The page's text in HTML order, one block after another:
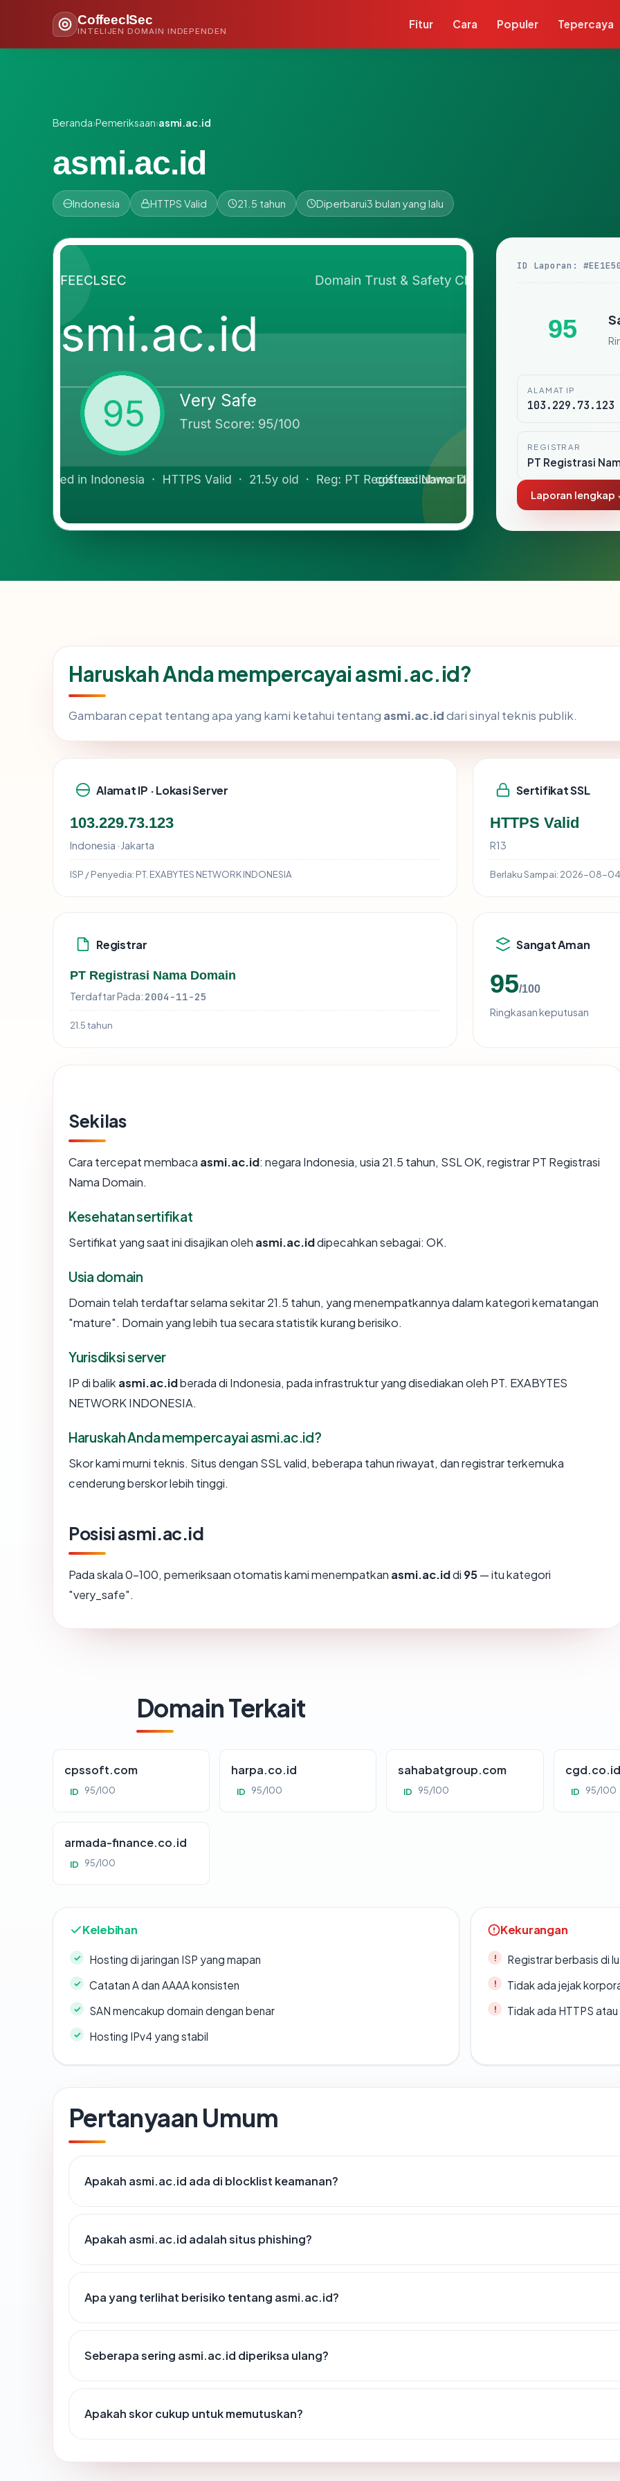
CoffeeclSec
INTELIJEN DOMAIN INDEPENDEN
Fitur Cara Populer Tepercaya
Beranda›Pemeriksaan›asmi.ac.id
asmi.ac.id
Indonesia HTTPS Valid 21.5 tahun Diperbarui3 bulan yang lalu
ID Laporan:
95
ALAMAT IP
103.229.73.123
REGISTRAR
PT Registrasi
Laporan lengkap
Haruskah Anda mempercayai asmi.ac.id?
Gambaran cepat tentang apa yang kami ketahui tentang asmi.ac.iddari sinyal teknis publik.
Alamat IP · Lokasi Server
103.229.73.123
Indonesia · Jakarta
ISP / Penyedia: PT. EXABYTES NETWORK INDONESIA
Sertifikat SSL
HTTPS Valid
R13
Berlaku Sampai: 2026-08-04
Registrar
PT Registrasi Nama Domain
Terdaftar Pada: 2004-11-25
21.5 tahun
Sangat Aman
95/100
Ringkasan keputusan
Sekilas
Cara tercepat membaca asmi.ac.id: negara Indonesia, usia 21.5 tahun, SSL OK, registrar PT Registrasi
Nama Domain.
Kesehatan sertifikat
Sertifikat yang saat ini disajikan oleh asmi.ac.iddipecahkan sebagai: OK.
Usia domain
Domain telah terdaftar selama sekitar 21.5 tahun, yang menempatkannya dalam kategori kematangan
"mature". Domain yang lebih tua secara statistik kurang berisiko.
Yurisdiksi server
IP di balik asmi.ac.idberada di Indonesia, pada infrastruktur yang disediakan oleh PT. EXABYTES
NETWORK INDONESIA.
Haruskah Anda mempercayai asmi.ac.id?
Skor kami murni teknis. Situs dengan SSL valid, beberapa tahun riwayat, dan registrar terkemuka
cenderung berskor lebih tinggi.
Posisi asmi.ac.id
Pada skala 0-100, pemeriksaan otomatis kami menempatkan asmi.ac.iddi 95— itu kategori
"very_safe".
Domain Terkait
cpssoft.com
ID 95/100
harpa.co.id
ID 95/100
sahabatgroup.com
ID 95/100
cgd.co.id
ID 95/100
armada-finance.co.id
ID 95/100
Kelebihan
Hosting di jaringan ISP yang mapan
Catatan A dan AAAA konsisten
SAN mencakup domain dengan benar
Hosting IPv4 yang stabil
Kekurangan
Registrar berbasis di
Tidak ada jejak
Tidak ada HTTPS
Pertanyaan Umum
Apakah asmi.ac.id ada di blocklist keamanan?
Apakah asmi.ac.id adalah situs phishing?
Apa yang terlihat berisiko tentang asmi.ac.id?
Seberapa sering asmi.ac.id diperiksa ulang?
Apakah skor cukup untuk memutuskan?